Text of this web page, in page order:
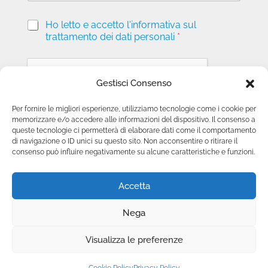
Gestisci Consenso
Per fornire le migliori esperienze, utilizziamo tecnologie come i cookie per
memorizzare e/o accedere alle informazioni del dispositivo. Il consenso a
queste tecnologie ci permetterà di elaborare dati come il comportamento
di navigazione o ID unici su questo sito. Non acconsentire o ritirare il
consenso può influire negativamente su alcune caratteristiche e funzioni.
Accetta
Nega
Visualizza le preferenze
P
v
a
*
Ho letto e accetto l'informativa sul
trattamento dei dati personali *
Invia richiesta
Copyright © 2025 Camini.net | P.IVA